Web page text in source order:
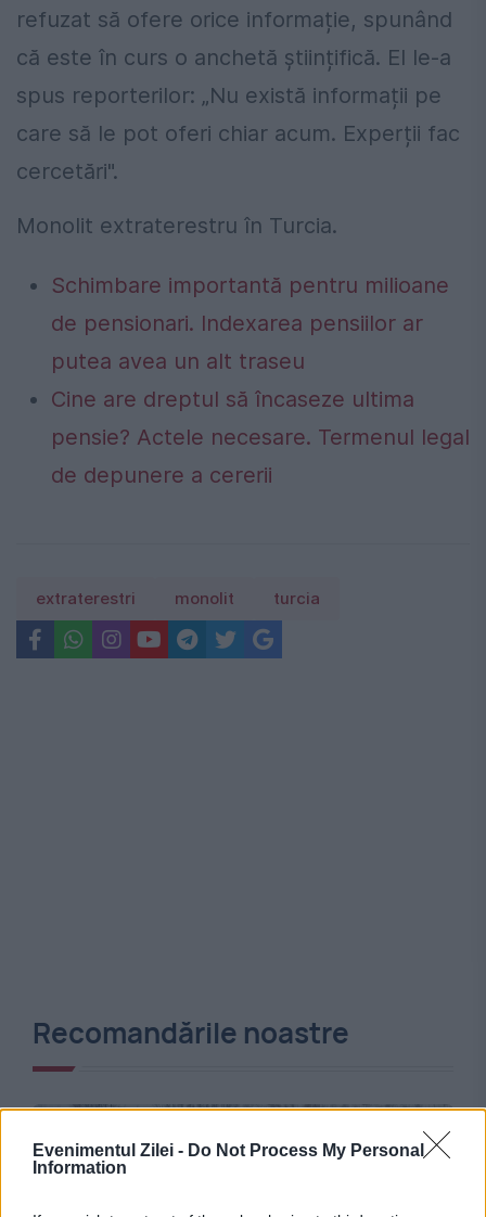
Evenimentul Zilei - Do Not Process My Personal
Information
refuzat să ofere orice informație, spunând
că este în curs o anchetă științifică. El le-a
spus reporterilor: „Nu există informații pe
care să le pot oferi chiar acum. Experții fac
cercetări".
Monolit extraterestru în Turcia.
Schimbare importantă pentru milioane
de pensionari. Indexarea pensiilor ar
putea avea un alt traseu
Cine are dreptul să încaseze ultima
pensie? Actele necesare. Termenul legal
de depunere a cererii
extraterestri monolit turcia
Recomandările noastre